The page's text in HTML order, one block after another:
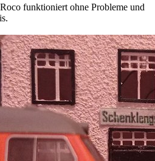
funktioniert ohne Probleme und